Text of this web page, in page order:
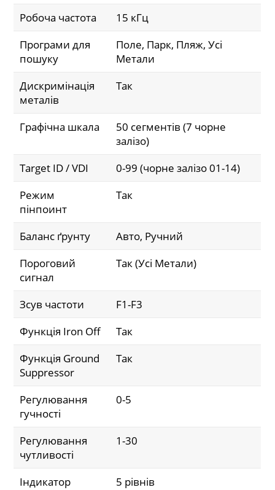
Робоча частота
15 кГц
Програми для
пошуку
Поле, Парк, Пляж, Усі
Метали
Дискримінація
металів
Так
Графічна шкала
50 сегментів (7 чорне
залізо)
Target ID / VDI
0-99 (чорне залізо 01-14)
Режим
пінпоинт
Так
Баланс ґрунту
Авто, Ручний
Пороговий
сигнал
Так (Усі Метали)
Зсув частоти
F1-F3
Функція Iron Off
Так
Функція Ground
Suppressor
Так
Регулювання
гучності
0-5
Регулювання
чутливості
1-30
Індикатор
5 рівнів